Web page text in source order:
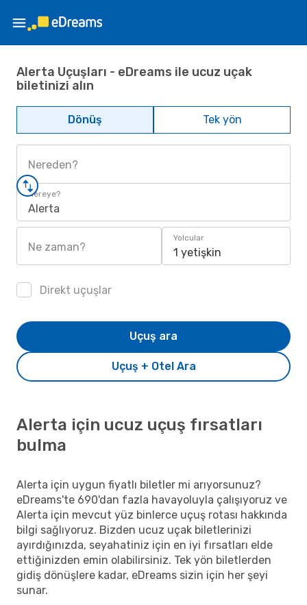
Alerta Uçuşları - eDreams ile ucuz uçak
biletinizi alın
Dönüş Tek yön
Nereden?
Nereye?
Alerta
Ne zaman?
Yolcular
1 yetişkin
Direkt uçuşlar
Uçuş + Otel Ara
Uçuş ara
Alerta için ucuz uçuş fırsatları
bulma
Alerta için uygun fiyatlı biletler mi arıyorsunuz?
eDreams'te 690'dan fazla havayoluyla çalışıyoruz ve
Alerta için mevcut yüz binlerce uçuş rotası hakkında
bilgi sağlıyoruz. Bizden ucuz uçak biletlerinizi
ayırdığınızda, seyahatiniz için en iyi fırsatları elde
ettiğinizden emin olabilirsiniz. Tek yön biletlerden
gidiş dönüşlere kadar, eDreams sizin için her şeyi
sunar.